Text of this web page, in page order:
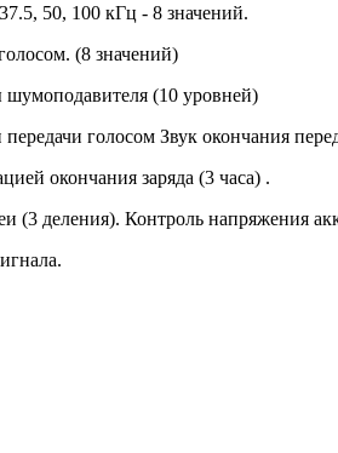
50, 100 кГц - 8 значений.
(8 значений)
(10 уровней)
голосом Звук окончания
окончания заряда (3 часа) .
(3 деления). Контроль напряжения